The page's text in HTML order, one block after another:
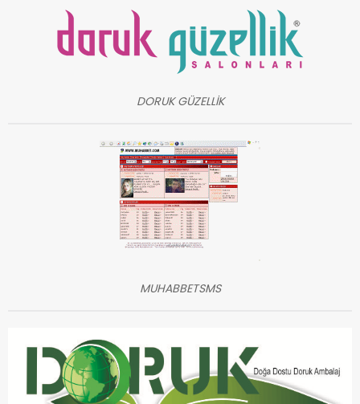
DORUK GÜZELLİK
MUHABBETSMS